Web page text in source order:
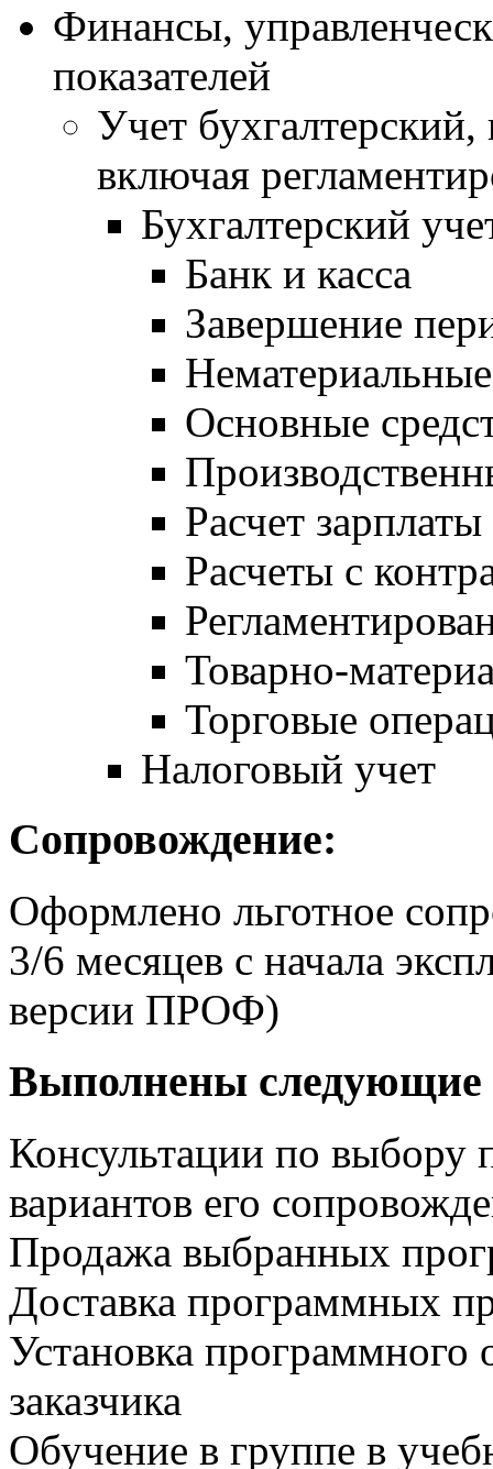
Финансы,
показателей
Учет
включая
Бухгалтерский
Банк и касса
Завершение
Основные
Расчет
Расчеты с
Товарно-
Торговые
Налоговый учет
Сопровождение:
Оформлено льготное
3/6 месяцев с начала
версии ПРОФ)
Выполнены следующие
Консультации по выбору
вариантов его
Продажа выбранных
Доставка программных
Установка
заказчика
Обучение в группе в